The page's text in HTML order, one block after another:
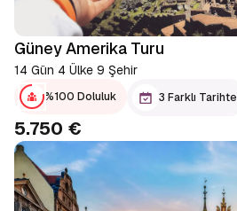
Güney Amerika Turu
14 Gün 4 Ülke 9 Şehir
%100 Doluluk 3 Farklı Tarihte
5.750 €